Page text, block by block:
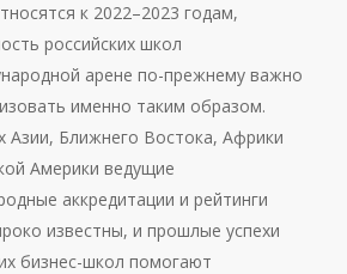
к 2022–2023 годам,
российских школ
арене по-прежнему важно
именно таким образом.
Азии, Ближнего Востока, Африки
Америки ведущие
аккредитации и рейтинги
известны, и прошлые успехи
бизнес-школ помогают